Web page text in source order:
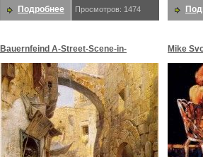
Подробнее Просмотров: 1474
Bauernfeind A-Street-Scene-in-
Jerusalem-sj. Bauernfeind,
Mike